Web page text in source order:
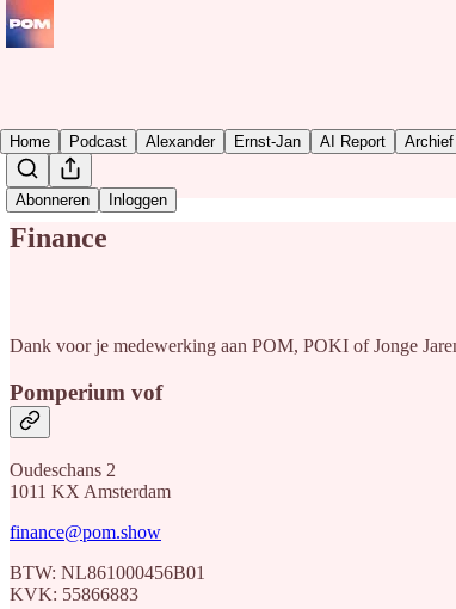
Abonneren Inloggen
Home Podcast Alexander Ernst-Jan AI Report Archief
Finance
Dank voor je medewerking aan POM, POKI of Jonge
Pomperium vof
Oudeschans 2
1011 KX Amsterdam
finance@pom.show
BTW: NL861000456B01
KVK: 55866883